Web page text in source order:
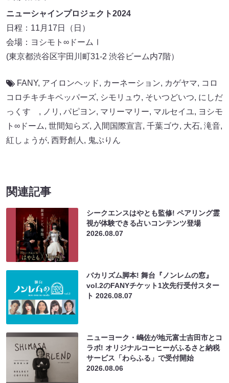
ニューシャインプロジェクト2024
日程：11月17日（日）
会場：ヨシモト∞ドームⅠ
(東京都渋谷区宇田川町31-2 渋谷ビーム内7階）
FANY, アイロンヘッド, カーネーション, カゲヤマ, コロ
コロチキチキペッパーズ, シモリュウ, そいつどいつ, にしだ
っくす , ノリ , パピヨン, マリーマリー, マルセイユ, ヨシモ
ト∞ドーム, 世間知らズ, 入間国際宣言, 千葉ゴウ, 大石, 滝音,
紅しょうが, 西野創人, 鬼ぷりん
関連記事
シークエンスはやとも監修! ペアリング霊
視が体験できる占いコンテンツ登場
2026.08.07
バカリズム脚本! 舞台『ノンレムの窓』
vol.2のFANYチケット1次先行受付スター
ト2026.08.07
ニューヨーク・嶋佐が地元富士吉田市とコ
ラボ! オリジナルコーヒーがふるさと納税
サービス「わらふる」で受付開始
2026.08.06